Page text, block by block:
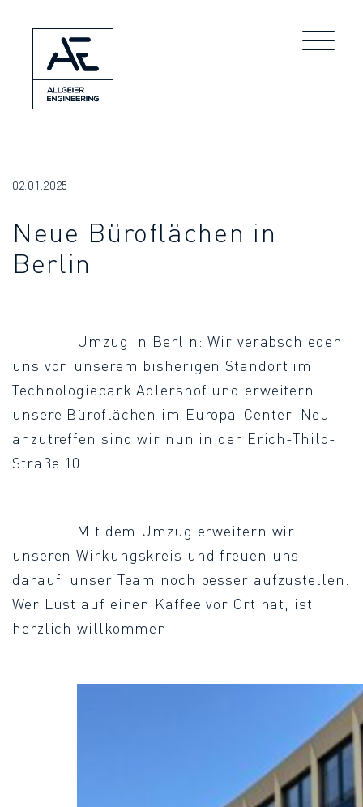
02.01.2025
Neue Büroflächen in
Berlin
Umzug in Berlin: Wir verabschieden
uns von unserem bisherigen Standort im
Technologiepark Adlershof und erweitern
unsere Büroflächen im Europa-Center. Neu
anzutreffen sind wir nun in der Erich-Thilo-
Straße 10.
Mit dem Umzug erweitern wir
unseren Wirkungskreis und freuen uns
darauf, unser Team noch besser aufzustellen.
Wer Lust auf einen Kaffee vor Ort hat, ist
herzlich willkommen!